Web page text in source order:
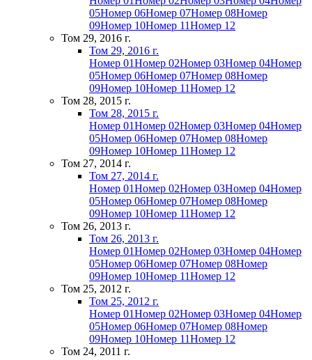
05Номер 06Номер 07Номер 08Номер
09Номер 10Номер 11Номер 12
Том 29, 2016 г.
Том 29, 2016 г.
Номер 01Номер 02Номер 03Номер 04Номер
05Номер 06Номер 07Номер 08Номер
09Номер 10Номер 11Номер 12
Том 28, 2015 г.
Том 28, 2015 г.
Номер 01Номер 02Номер 03Номер 04Номер
05Номер 06Номер 07Номер 08Номер
09Номер 10Номер 11Номер 12
Том 27, 2014 г.
Том 27, 2014 г.
Номер 01Номер 02Номер 03Номер 04Номер
05Номер 06Номер 07Номер 08Номер
09Номер 10Номер 11Номер 12
Том 26, 2013 г.
Том 26, 2013 г.
Номер 01Номер 02Номер 03Номер 04Номер
05Номер 06Номер 07Номер 08Номер
09Номер 10Номер 11Номер 12
Том 25, 2012 г.
Том 25, 2012 г.
Номер 01Номер 02Номер 03Номер 04Номер
05Номер 06Номер 07Номер 08Номер
09Номер 10Номер 11Номер 12
Том 24, 2011 г.